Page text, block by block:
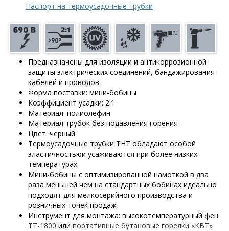
Паспорт на термоусадочные трубки
Предназначены для изоляции и антикоррозионной
защиты электрических соединений, бандажирования
кабелей и проводов
Форма поставки: мини-бобины
Коэффициент усадки: 2:1
Материал: полиолефин
Материал трубок без подавления горения
Цвет: черный
Термоусадочные трубки ТНТ обладают особой
эластичностьюи усаживаются при более низких
температурах
Мини-бобины с оптимизированной намоткой в два
раза меньшей чем на стандартных бобинах идеально
подходят для мелкосерийного производства и
розничных точек продаж
Инструмент для монтажа: высокотемпературный фен
ТТ-1800 или портативные бутановые горелки «КВТ»